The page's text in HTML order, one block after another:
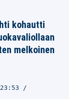
kohautti
melkoinen